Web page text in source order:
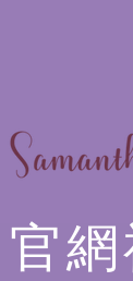
官網